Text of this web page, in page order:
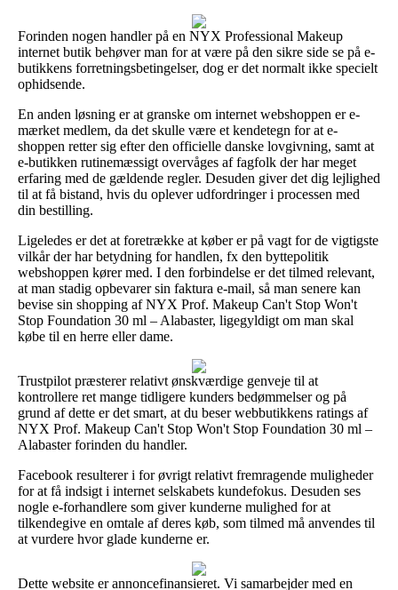
Forinden nogen handler på en NYX Professional Makeup
internet butik behøver man for at være på den sikre side se på e-
butikkens forretningsbetingelser, dog er det normalt ikke specielt
ophidsende.
En anden løsning er at granske om internet webshoppen er e-
mærket medlem, da det skulle være et kendetegn for at e-
shoppen retter sig efter den officielle danske lovgivning, samt at
e-butikken rutinemæssigt overvåges af fagfolk der har meget
erfaring med de gældende regler. Desuden giver det dig lejlighed
til at få bistand, hvis du oplever udfordringer i processen med
din bestilling.
Ligeledes er det at foretrække at køber er på vagt for de vigtigste
vilkår der har betydning for handlen, fx den byttepolitik
webshoppen kører med. I den forbindelse er det tilmed relevant,
at man stadig opbevarer sin faktura e-mail, så man senere kan
bevise sin shopping af NYX Prof. Makeup Can't Stop Won't
Stop Foundation 30 ml – Alabaster, ligegyldigt om man skal
købe til en herre eller dame.
Trustpilot præsterer relativt ønskværdige genveje til at
kontrollere ret mange tidligere kunders bedømmelser og på
grund af dette er det smart, at du beser webbutikkens ratings af
NYX Prof. Makeup Can't Stop Won't Stop Foundation 30 ml –
Alabaster forinden du handler.
Facebook resulterer i for øvrigt relativt fremragende muligheder
for at få indsigt i internet selskabets kundefokus. Desuden ses
nogle e-forhandlere som giver kunderne mulighed for at
tilkendegive en omtale af deres køb, som tilmed må anvendes til
at vurdere hvor glade kunderne er.
Dette website er annoncefinansieret. Vi samarbejder med en